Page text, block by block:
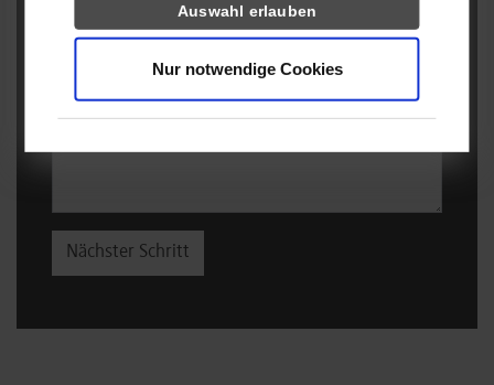
Auswahl erlauben
Nur notwendige Cookies
Rechnungsanschrift (falls abweichend von den Angaben
Nächster Schritt